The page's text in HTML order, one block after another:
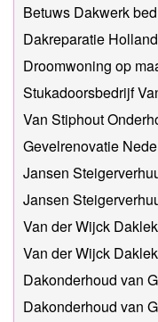
Betuws Dakwerk
Dakreparatie
Droomwoning op
Stukadoorsbedrijf
Van Stiphout
Gevelrenovatie
Jansen
Jansen
Van der Wijck
Van der Wijck
Dakonderhoud van
Dakonderhoud van